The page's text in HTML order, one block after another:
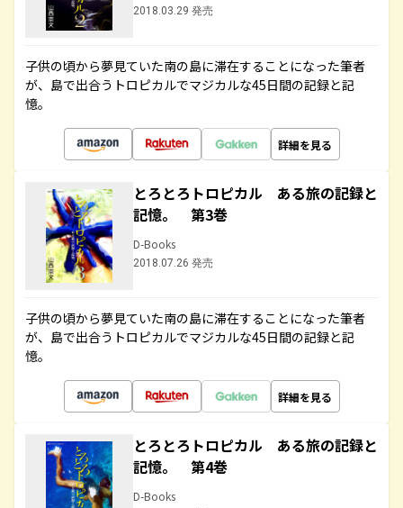
2018.03.29 発売
子供の頃から夢見ていた南の島に滞在することになった筆者
が、島で出合うトロピカルでマジカルな45日間の記録と記
憶。
詳細を見る
とろとろトロピカル ある旅の記録と
記憶。 第3巻
D-Books
2018.07.26 発売
子供の頃から夢見ていた南の島に滞在することになった筆者
が、島で出合うトロピカルでマジカルな45日間の記録と記
憶。
詳細を見る
とろとろトロピカル ある旅の記録と
記憶。 第4巻
D-Books